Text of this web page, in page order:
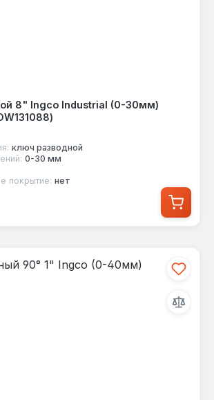
8" Ingco Industrial (0-30мм)
ключ разводной
0-30 мм
покрытие: нет